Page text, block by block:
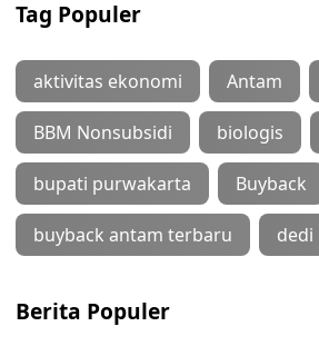
Tag Populer
aktivitas ekonomi Antam
BBM Nonsubsidi biologis
bupati purwakarta Buyback
buyback antam terbaru dedi
Berita Populer